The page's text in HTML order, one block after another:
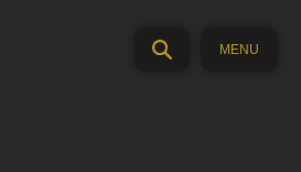
MENU